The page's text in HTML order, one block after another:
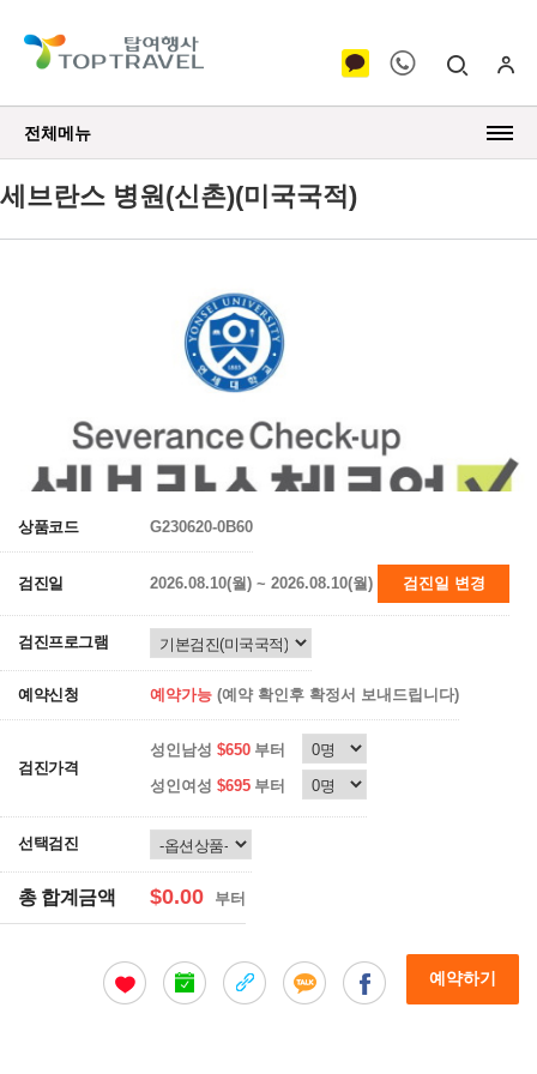
전체메뉴
세브란스 병원(신촌)(미국국적)
상품코드 G230620-0B60
검진일 2026.08.10(월) ~ 2026.08.10(월) 검진일 변경
검진프로그램
예약신청 예약가능 (예약 확인후 확정서 보내드립니다)
검진가격
성인남성 $650 부터
성인여성 $695 부터
선택검진
총 합계금액 $0.00 부터
예약하기